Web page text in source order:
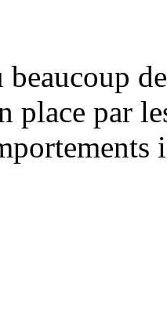
beaucoup
place par